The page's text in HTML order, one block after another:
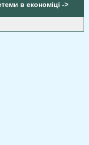
в економіці ->